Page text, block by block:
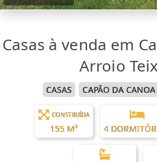
Casas à venda em
Arroio
CASAS CAPÃO DA CANOA
CONSTRUÍDA
155 M² 4